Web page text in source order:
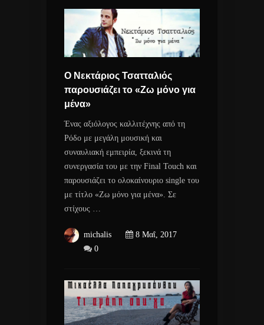
Ο Νεκτάριος Τσατταλιός
παρουσιάζει το «Ζω μόνο για
μένα»
Ένας αξιόλογος καλλιτέχνης από τη
Ρόδο με μεγάλη μουσική και
συναυλιακή εμπειρία, ξεκινά τη
συνεργασία του με την Final Touch και
παρουσιάζει το ολοκαίνουριο single του
με τίτλο «Ζω μόνο για μένα». Σε
στίχους …
michalis
8 Μαΐ, 2017
0